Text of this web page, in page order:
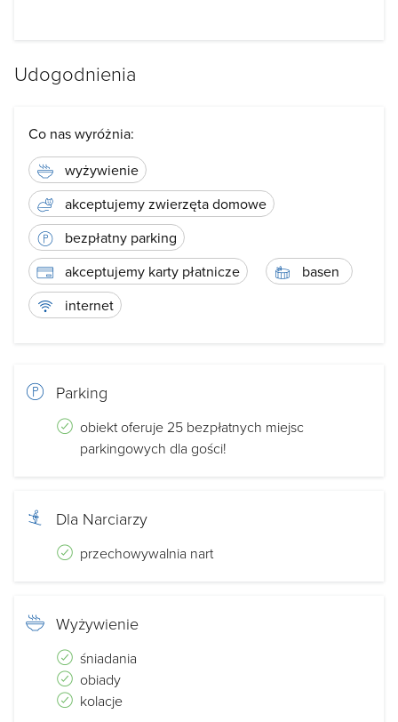
Udogodnienia
Co nas wyróżnia:
wyżywienie
akceptujemy zwierzęta domowe
bezpłatny parking
akceptujemy karty płatnicze
basen
internet
Parking
obiekt oferuje 25 bezpłatnych miejsc
parkingowych dla gości!
Dla Narciarzy
przechowywalnia nart
Wyżywienie
śniadania
obiady
kolacje